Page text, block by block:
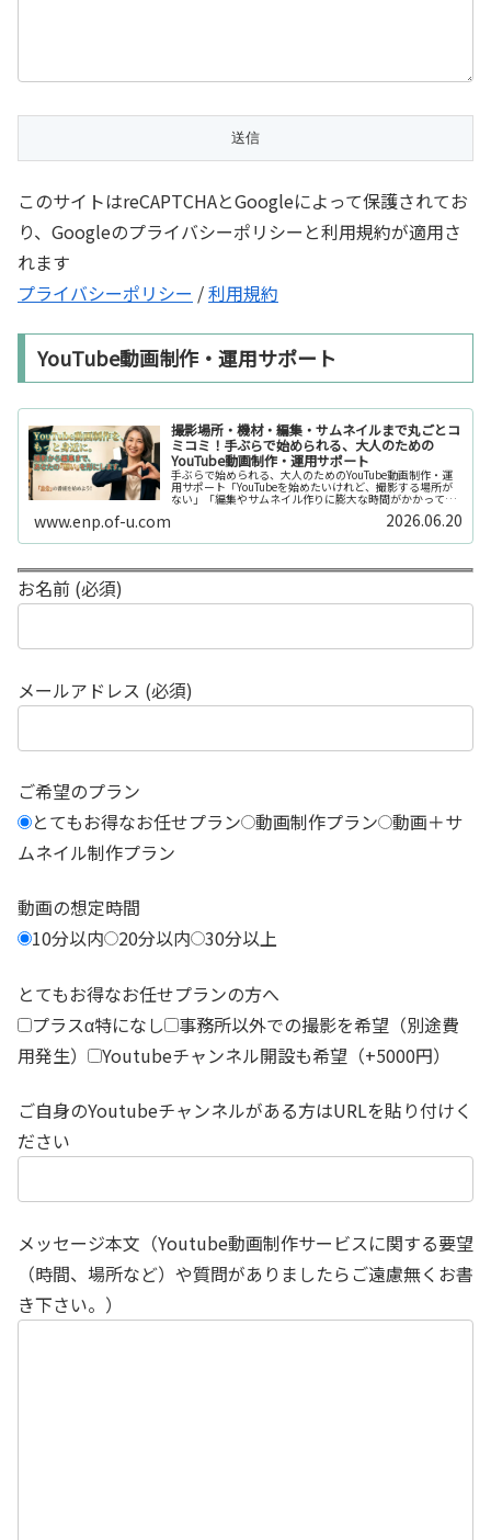
このサイトはreCAPTCHAとGoogleによって保護されてお
り、Googleのプライバシーポリシーと利用規約が適用さ
れます
プライバシーポリシー /利用規約
YouTube動画制作・運用サポート
撮影場所・機材・編集・サムネイルまで丸ごとコ
ミコミ！手ぶらで始められる、大人のための
YouTube動画制作・運用サポート
手ぶらで始められる、大人のためのYouTube動画制作・運
用サポート「YouTubeを始めたいけれど、撮影する場所が
ない」「編集やサムネイル作りに膨大な時間がかかって長
続きしない」「機材を揃えるだけで何万円もかかってしま
www.enp.of-u.com 2026.06.20
お名前 (必須)
メールアドレス (必須)
ご希望のプラン
とてもお得なお任せプラン 動画制作プラン 動画＋サ
ムネイル制作プラン
動画の想定時間
10分以内
20分以内 30分以上
とてもお得なお任せプランの方へ
プラスα特になし
事務所以外での撮影を希望（別途費
用発生）
Youtubeチャンネル開設も希望（+5000円）
ご自身のYoutubeチャンネルがある方はURLを貼り付けく
ださい
メッセージ本文（Youtube動画制作サービスに関する要望
（時間、場所など）や質問がありましたらご遠慮無くお書
き下さい。）